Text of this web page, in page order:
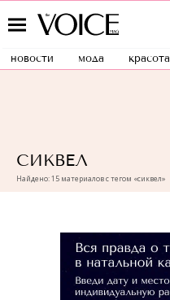
новости мода красота
СИКВЕЛ
Найдено: 15 материалов с тегом «сиквел»